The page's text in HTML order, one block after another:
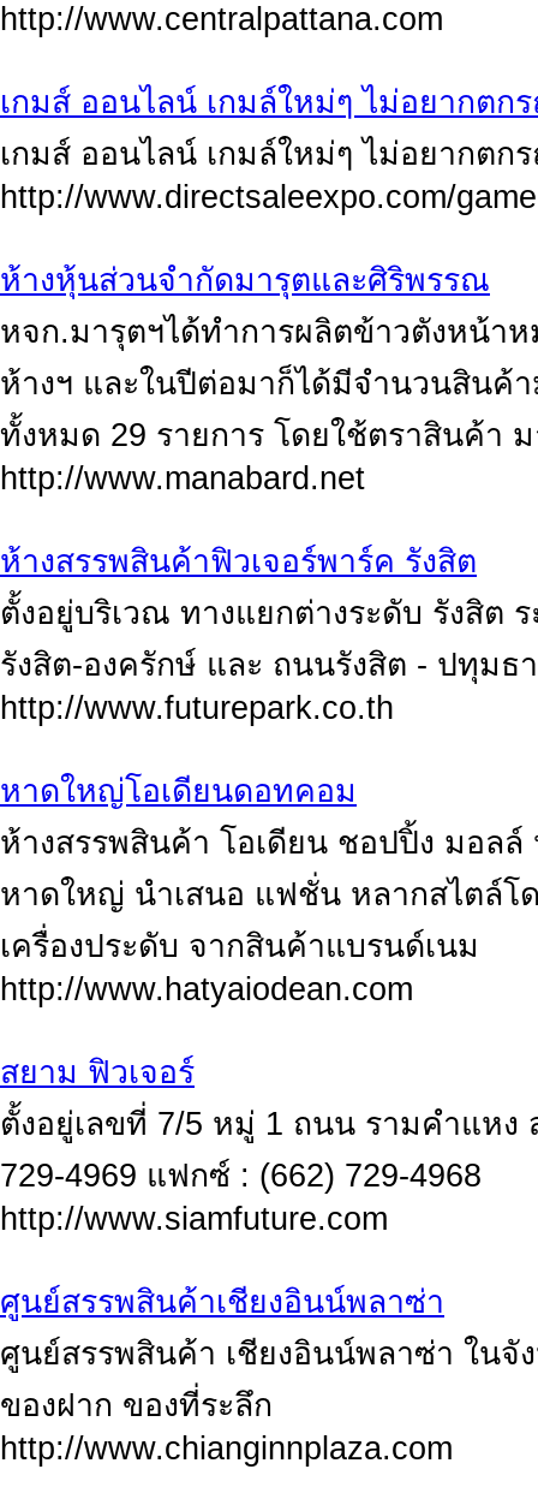
http://www.centralpattana.com
เกมส์ ออนไลน์ เกมล์ใหม่ๆ ไม่อยากตก
เกมส์ ออนไลน์ เกมล์ใหม่ๆ ไม่อยากตก
http://www.directsaleexpo.com/
ห้างหุ้นส่วนจำกัดมารุตและศิริพรรณ
หจก.มารุตฯได้ทำการผลิตข้าวตังหน้า
ห้างฯ และในปีต่อมาก็ได้มีจำนวนสิน
ทั้งหมด 29 รายการ โดยใช้ตราสินค้า
http://www.manabard.net
ห้างสรรพสินค้าฟิวเจอร์พาร์ค รังสิต
ตั้งอยู่บริเวณ ทางแยกต่างระดับ รังสิต
รังสิต-องครักษ์ และ ถนนรังสิต - ปทุมธ
http://www.futurepark.co.th
หาดใหญ่โอเดียนดอทคอม
ห้างสรรพสินค้า โอเดียน ชอปปิ้ง มอลล์
หาดใหญ่ นำเสนอ แฟชั่น หลากสไตล์โด
เครื่องประดับ จากสินค้าแบรนด์เนม
http://www.hatyaiodean.com
สยาม ฟิวเจอร์
ตั้งอยู่เลขที่ 7/5 หมู่ 1 ถนน รามคำแหง
729-4969 แฟกซ์ : (662) 729-4968
http://www.siamfuture.com
ศูนย์สรรพสินค้าเชียงอินน์พลาซ่า
ศูนย์สรรพสินค้า เชียงอินน์พลาซ่า ในจั
ของฝาก ของที่ระลึก
http://www.chianginnplaza.com